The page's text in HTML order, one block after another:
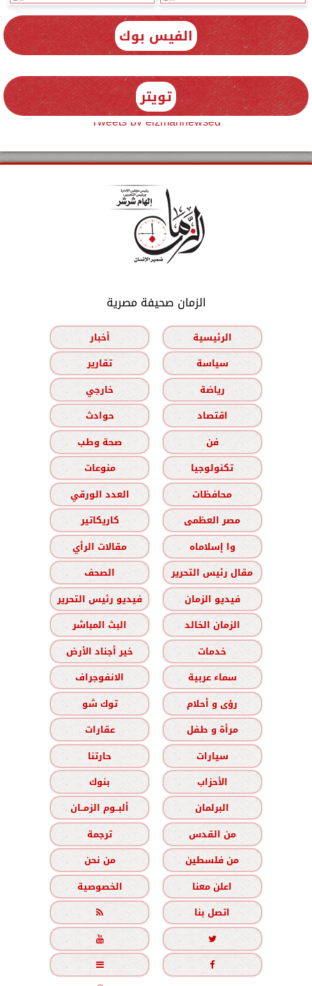
الفيس بوك
تويتر
Tweets by elzmannewseg
الزمان صحيفة مصرية
الرئيسية
أخبار
سياسة
تقارير
رياضة
خارجي
اقتصاد
حوادث
فن
صحة وطب
تكنولوجيا
منوعات
محافظات
العدد الورقي
مصر العظمى
كاريكاتير
وا إسلاماه
مقالات الرأي
مقال رئيس التحرير
الصحف
فيديو الزمان
فيديو رئيس التحرير
الزمان الخالد
البث المباشر
خدمات
خير أجناد الأرض
سماء عربية
الانفوجراف
رؤى و أحلام
توك شو
مرأة و طفل
عقارات
سيارات
حارتنا
الأحزاب
بنوك
البرلمان
ألبــوم الزمــان
من القدس
ترجمة
من فلسطين
من نحن
اعلن معنا
الخصوصية
اتصل بنا




